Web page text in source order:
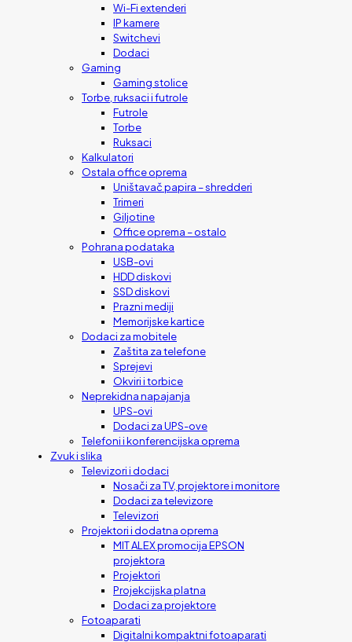
Wi-Fi extenderi
IP kamere
Switchevi
Dodaci
Gaming
Gaming stolice
Torbe, ruksaci i futrole
Futrole
Torbe
Ruksaci
Kalkulatori
Ostala office oprema
Uništavač papira – shredderi
Trimeri
Giljotine
Office oprema – ostalo
Pohrana podataka
USB-ovi
HDD diskovi
SSD diskovi
Prazni mediji
Memorijske kartice
Dodaci za mobitele
Zaštita za telefone
Sprejevi
Okviri i torbice
Neprekidna napajanja
UPS-ovi
Dodaci za UPS-ove
Telefoni i konferencijska oprema
Zvuk i slika
Televizori i dodaci
Nosači za TV, projektore i monitore
Dodaci za televizore
Televizori
Projektori i dodatna oprema
MIT ALEX promocija EPSON
projektora
Projektori
Projekcijska platna
Dodaci za projektore
Fotoaparati
Digitalni kompaktni fotoaparati